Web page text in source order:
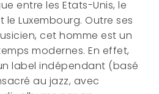
entre les Etats-Unis, le
le Luxembourg. Outre ses
cet homme est un
modernes. En effet,
label indépendant (basé
au jazz, avec